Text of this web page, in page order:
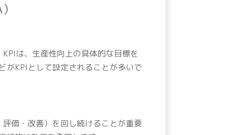
は、生産性向上の具体的な目標を
がKPIとして設定されることが多いで
価・改善）を回し続けることが重要